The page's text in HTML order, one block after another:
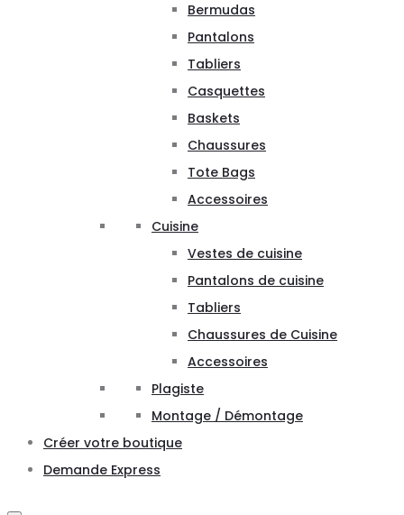
Bermudas
Pantalons
Tabliers
Casquettes
Baskets
Chaussures
Tote Bags
Accessoires
Cuisine
Vestes de cuisine
Pantalons de cuisine
Tabliers
Chaussures de Cuisine
Accessoires
Plagiste
Montage / Démontage
Créer votre boutique
Demande Express